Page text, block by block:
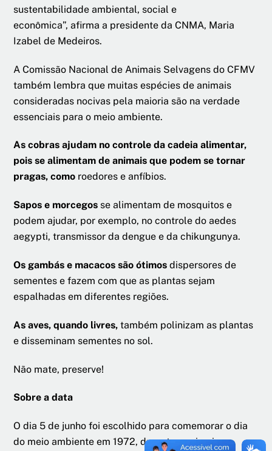
sustentabilidade ambiental, social e
econômica”, afirma a presidente da CNMA, Maria
Izabel de Medeiros.
A Comissão Nacional de Animais Selvagens do CFMV
também lembra que muitas espécies de animais
consideradas nocivas pela maioria são na verdade
essenciais para o meio ambiente.
As cobras ajudam no controle da cadeia alimentar,
pois se alimentam de animais que podem se tornar
pragas, como roedores e anfíbios.
Sapos e morcegos se alimentam de mosquitos e
podem ajudar, por exemplo, no controle do aedes
aegypti, transmissor da dengue e da chikungunya.
Os gambás e macacos são ótimos dispersores de
sementes e fazem com que as plantas sejam
espalhadas em diferentes regiões.
As aves, quando livres,também polinizam as plantas
e disseminam sementes no sol.
Não mate, preserve!
Sobre a data
O dia 5 de junho foi escolhido para comemorar o dia
do meio ambiente em 1972, durante a primeira